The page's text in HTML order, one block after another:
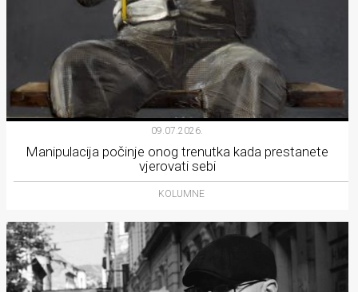
09.07.2026.
Manipulacija počinje onog trenutka kada prestanete
vjerovati sebi
KOLUMNE